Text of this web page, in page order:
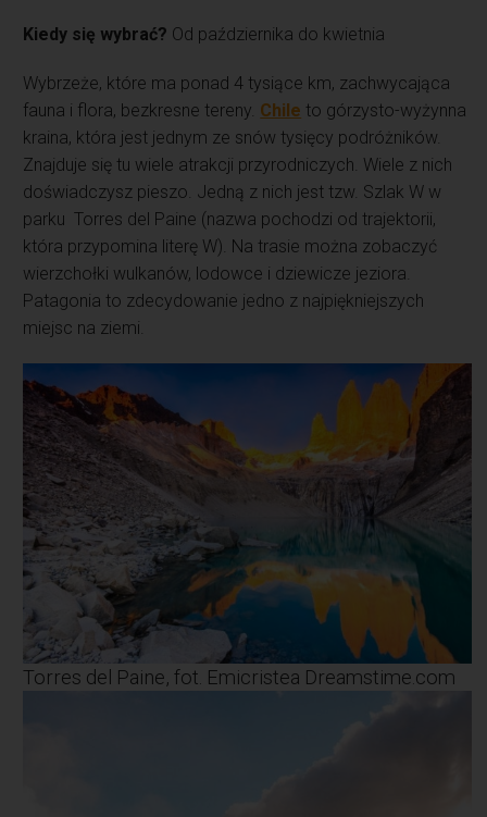
Kiedy się wybrać? Od października do kwietnia
Wybrzeże, które ma ponad 4 tysiące km, zachwycająca
fauna i flora, bezkresne tereny. Chile to górzysto-wyżynna
kraina, która jest jednym ze snów tysięcy podróżników.
Znajduje się tu wiele atrakcji przyrodniczych. Wiele z nich
doświadczysz pieszo. Jedną z nich jest tzw. Szlak W w
parku Torres del Paine (nazwa pochodzi od trajektorii,
która przypomina literę W). Na trasie można zobaczyć
wierzchołki wulkanów, lodowce i dziewicze jeziora.
Patagonia to zdecydowanie jedno z najpiękniejszych
miejsc na ziemi.
Torres del Paine, fot. Emicristea Dreamstime.com